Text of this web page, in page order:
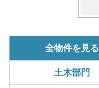
全物件を見る
土木部門